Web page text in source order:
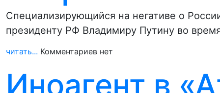
Специализирующийся на негативе о
президенту РФ Владимиру Путину во
читать... Комментариев нет
Иноагент в